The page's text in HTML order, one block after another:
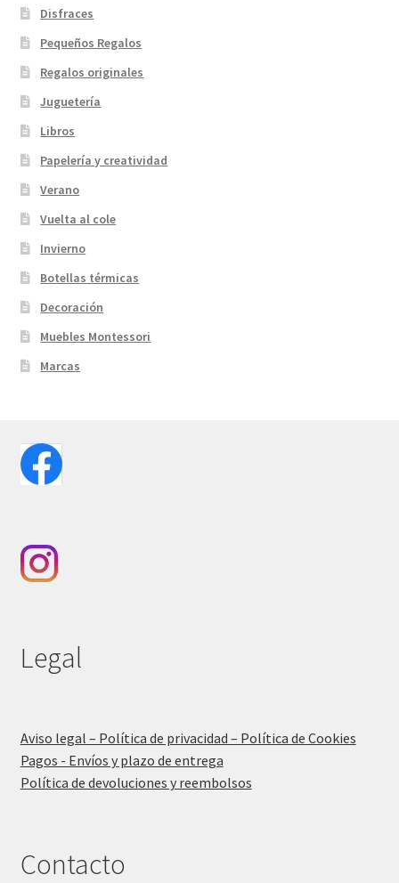
Disfraces
Pequeños Regalos
Regalos originales
Juguetería
Libros
Papelería y creatividad
Verano
Vuelta al cole
Invierno
Botellas térmicas
Decoración
Muebles Montessori
Marcas
Legal
Aviso legal – Política de privacidad – Política de Cookies
Pagos - Envíos y plazo de entrega
Política de devoluciones y reembolsos
Contacto